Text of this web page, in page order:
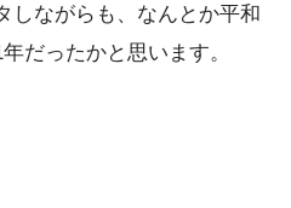
しながらも、なんとか平和
だったかと思います。